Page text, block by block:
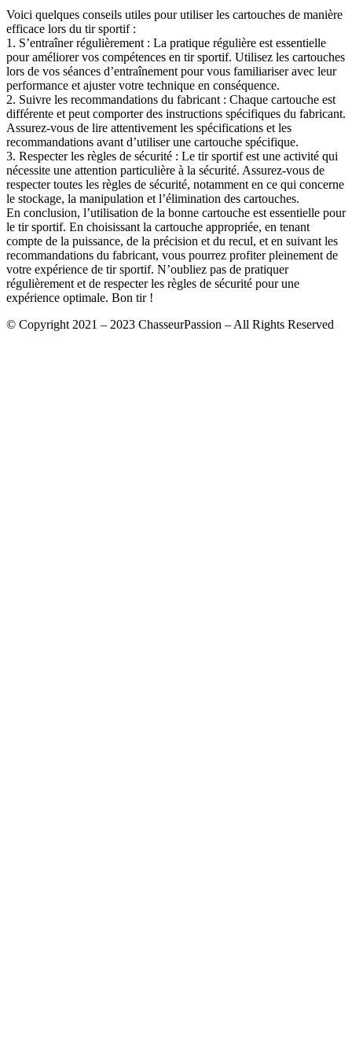
Voici quelques conseils utiles pour utiliser les cartouches de manière
efficace lors du tir sportif :
1. S’entraîner régulièrement : La pratique régulière est essentielle
pour améliorer vos compétences en tir sportif. Utilisez les cartouches
lors de vos séances d’entraînement pour vous familiariser avec leur
performance et ajuster votre technique en conséquence.
2. Suivre les recommandations du fabricant : Chaque cartouche est
différente et peut comporter des instructions spécifiques du fabricant.
Assurez-vous de lire attentivement les spécifications et les
recommandations avant d’utiliser une cartouche spécifique.
3. Respecter les règles de sécurité : Le tir sportif est une activité qui
nécessite une attention particulière à la sécurité. Assurez-vous de
respecter toutes les règles de sécurité, notamment en ce qui concerne
le stockage, la manipulation et l’élimination des cartouches.
En conclusion, l’utilisation de la bonne cartouche est essentielle pour
le tir sportif. En choisissant la cartouche appropriée, en tenant
compte de la puissance, de la précision et du recul, et en suivant les
recommandations du fabricant, vous pourrez profiter pleinement de
votre expérience de tir sportif. N’oubliez pas de pratiquer
régulièrement et de respecter les règles de sécurité pour une
expérience optimale. Bon tir !
© Copyright 2021 – 2023 ChasseurPassion – All Rights Reserved